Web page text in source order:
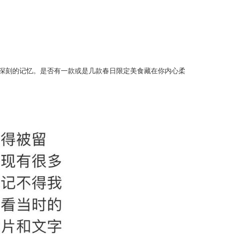
的记忆。是否有一款或是几款春日限定美食藏在你内心柔